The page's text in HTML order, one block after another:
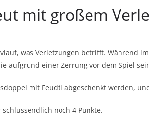
mit großem
was Verletzungen betrifft. Während
aufgrund einer Zerrung vor dem Spiel
mit Feudti abgeschenkt werden,
noch 4 Punkte.